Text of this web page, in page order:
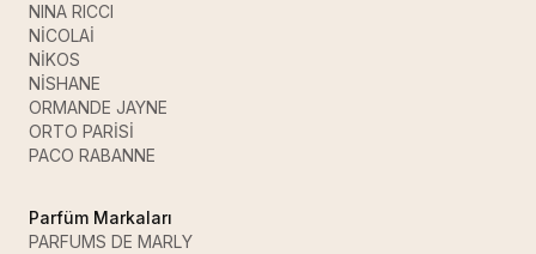
NINA RICCI
NİCOLAİ
NİKOS
NİSHANE
ORMANDE JAYNE
ORTO PARİSİ
PACO RABANNE
Parfüm Markaları
PARFUMS DE MARLY